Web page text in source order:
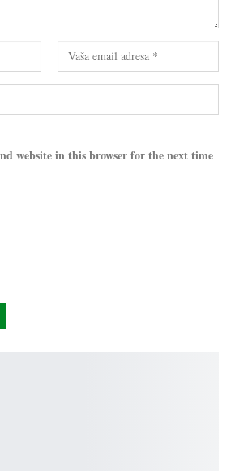
website in this browser for the next time